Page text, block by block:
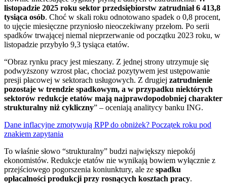
listopadzie 2025 roku sektor przedsiębiorstw zatrudniał 6 413,8
tysiąca osób. Choć w skali roku odnotowano spadek o 0,8 procent,
to ujęcie miesięczne przyniosło nieoczekiwany przełom. Po serii
spadków trwającej niemal nieprzerwanie od początku 2023 roku, w
listopadzie przybyło 9,3 tysiąca etatów.
“Obraz rynku pracy jest mieszany. Z jednej strony utrzymuje się
podwyższony wzrost płac, chociaż pozytywem jest ustępowanie
presji płacowej w sektorach usługowych. Z drugiej zatrudnienie
pozostaje w trendzie spadkowym, a w przypadku niektórych
sektorów redukcje etatów mają najprawdopodobniej charakter
strukturalny niż cykliczny” – oceniają analitycy banku ING.
Dane inflacyjne zmotywują RPP do obniżek? Początek roku pod
znakiem zapytania
To właśnie słowo “strukturalny” budzi największy niepokój
ekonomistów. Redukcje etatów nie wynikają bowiem wyłącznie z
przejściowego pogorszenia koniunktury, ale ze spadku
opłacalności produkcji przy rosnących kosztach pracy.